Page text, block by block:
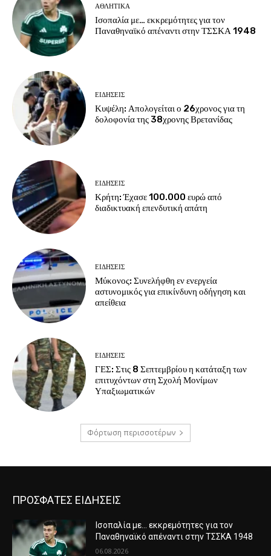
ΑΘΛΗΤΙΚΑ
Ισοπαλία με… εκκρεμότητες για τον
Παναθηναϊκό απέναντι στην ΤΣΣΚΑ 1948
ΕΙΔΗΣΕΙΣ
Κυψέλη: Απολογείται ο 26χρονος για τη
δολοφονία της 38χρονης Βρετανίδας
ΕΙΔΗΣΕΙΣ
Κρήτη: Έχασε 100.000 ευρώ από
διαδικτυακή επενδυτική απάτη
ΕΙΔΗΣΕΙΣ
Μύκονος: Συνελήφθη εν ενεργεία
αστυνομικός για επικίνδυνη οδήγηση και
απείθεια
ΕΙΔΗΣΕΙΣ
ΓΕΣ: Στις 8 Σεπτεμβρίου η κατάταξη των
επιτυχόντων στη Σχολή Μονίμων
Υπαξιωματικών
Φόρτωση περισσοτέρων
ΠΡΟΣΦΑΤΕΣ ΕΙΔΗΣΕΙΣ
Ισοπαλία με… εκκρεμότητες για τον
Παναθηναϊκό απέναντι στην ΤΣΣΚΑ 1948
06.08.2026